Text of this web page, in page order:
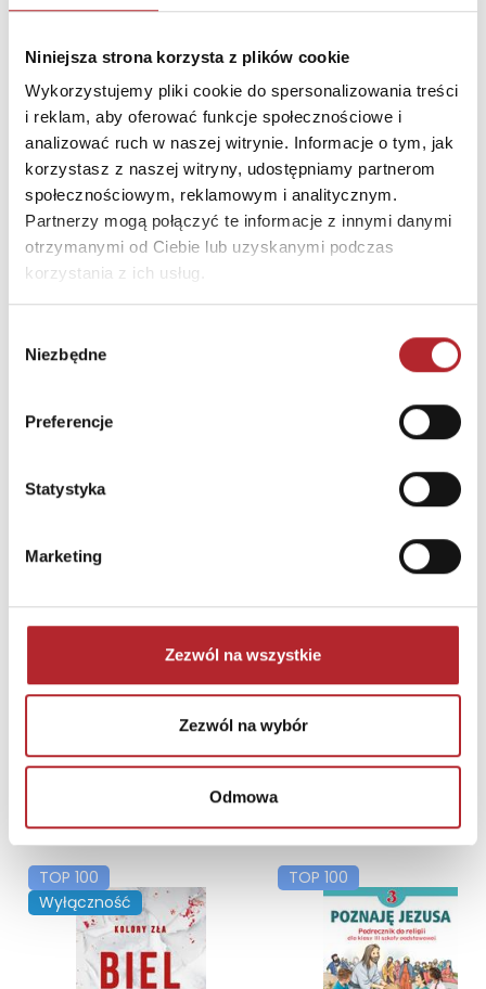
Niniejsza strona korzysta z plików cookie
Wykorzystujemy pliki cookie do spersonalizowania treści
i reklam, aby oferować funkcje społecznościowe i
analizować ruch w naszej witrynie. Informacje o tym, jak
korzystasz z naszej witryny, udostępniamy partnerom
społecznościowym, reklamowym i analitycznym.
Partnerzy mogą połączyć te informacje z innymi danymi
otrzymanymi od Ciebie lub uzyskanymi podczas
korzystania z ich usług.
zgody
Niezbędne
Preferencje
Statystyka
Marketing
Zezwól na wszystkie
Zezwól na wybór
Odmowa
INFORMACJE I OSTRZEŻENIA
"OSTRZEŻENIE Nieodpowiednie dla dzieci w wieku
poniżej 3 lat. Istnieje ryzyko zadławienia się małymi
elementami. WARNING Not suitable for children under
three years. There is a risk of choking on small parts."
Puzzle 24 Moto Traktor CzuCzu
Sug. cena det. 69,90zł(brutto)
NAJCZĘŚCIEJ KUPOWANE
TOP 100
Wyłączność
TOP 100